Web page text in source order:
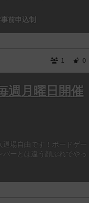
前申込制
1 0
月曜日開催
場自由です！ボードゲー
ーとは違う顔ぶれでやっ